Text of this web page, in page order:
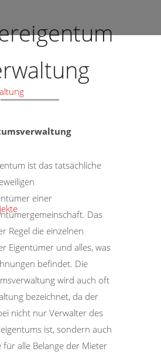
ist das tatsächliche
einer
Das
Regel die einzelnen
Eigentümer und alles, was
befindet. Die
wird auch oft
bezeichnet, da der
nicht nur Verwalter des
ist, sondern auch
für alle Belange der Mieter